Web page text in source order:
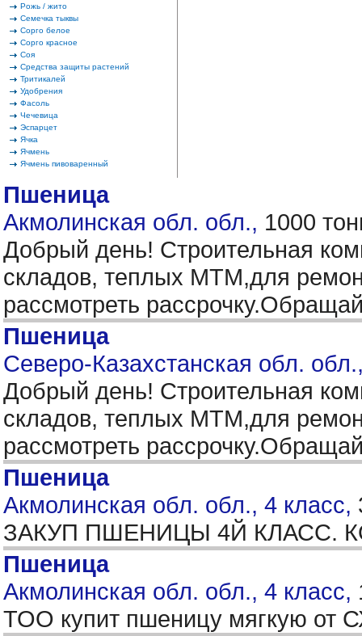
Рожь / жито
Семечка тыквы
Сорго белое
Сорго красное
Соя
Средства защиты растений
Тритикалей
Удобрения
Фасоль
Чечевица
Эспарцет
Ячка
Ячмень
Ячмень пивоваренный
Пшеница
Акмолинская обл. обл., 1000
Добрый день! Строительная
складов, теплых МТМ,для
рассмотреть
Пшеница
Северо-Казахстанская обл.
Добрый день! Строительная
складов, теплых МТМ,для
рассмотреть
Пшеница
Акмолинская обл. обл., 4 класс,
ЗАКУП ПШЕНИЦЫ 4Й КЛАСС.
Пшеница
Акмолинская обл. обл., 4 класс,
ТОО купит пшеницу мягкую от